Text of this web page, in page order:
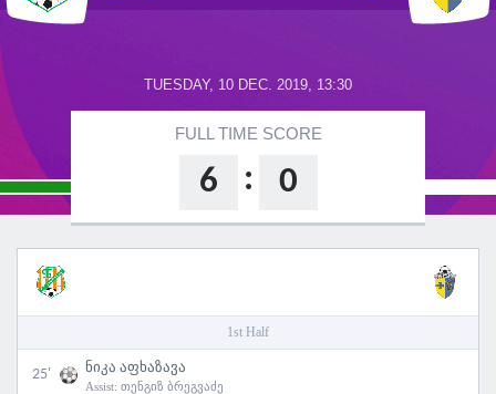
TUESDAY, 10 DEC. 2019, 13:30
FULL TIME SCORE
6 : 0
1st Half
25' ნიკა აფხაზავა
Assist: თენგიზ ბრეგვაძე